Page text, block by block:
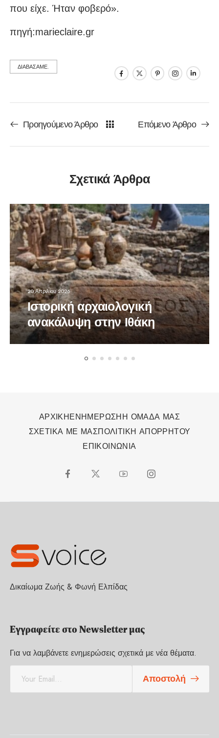
που είχε. Ήταν φοβερό».
πηγή:marieclaire.gr
ΔΙΑΒΑΣΑΜΕ.
Προηγούμενο Άρθρο Επόμενο Άρθρο
Σχετικά Άρθρα
20 Απριλίου 2026
Ιστορική αρχαιολογική
ανακάλυψη στην Ιθάκη
ΑΡΧΙΚΗΕΝΗΜΕΡΩΣΗΗ ΟΜΑΔΑ ΜΑΣ
ΣΧΕΤΙΚΑ ΜΕ ΜΑΣΠΟΛΙΤΙΚΗ ΑΠΟΡΡΗΤΟΥ
ΕΠΙΚΟΙΝΩΝΙΑ
Δικαίωμα Ζωής & Φωνή Ελπίδας
Εγγραφείτε στο Newsletter μας
Για να λαμβάνετε ενημερώσεις σχετικά με νέα θέματα.
a
Αποστολή